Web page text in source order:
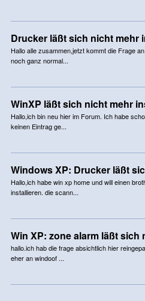
Drucker läßt sich nicht mehr
Hallo alle zusammen,jetzt kommt die Frage
noch ganz normal...
WinXP läßt sich nicht mehr
Hallo,ich bin neu hier im Forum. Ich habe
keinen Eintrag ge...
Windows XP: Drucker läßt
Hallo,ich habe win xp home und will einen
installieren. die scann...
Win XP: zone alarm läßt
hallo.ich hab die frage absichtlich hier
eher an windoof ...